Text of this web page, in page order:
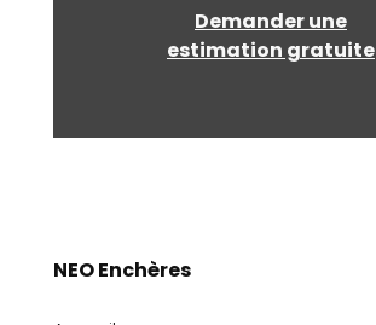
Demander une
estimation gratuite
NEO Enchères